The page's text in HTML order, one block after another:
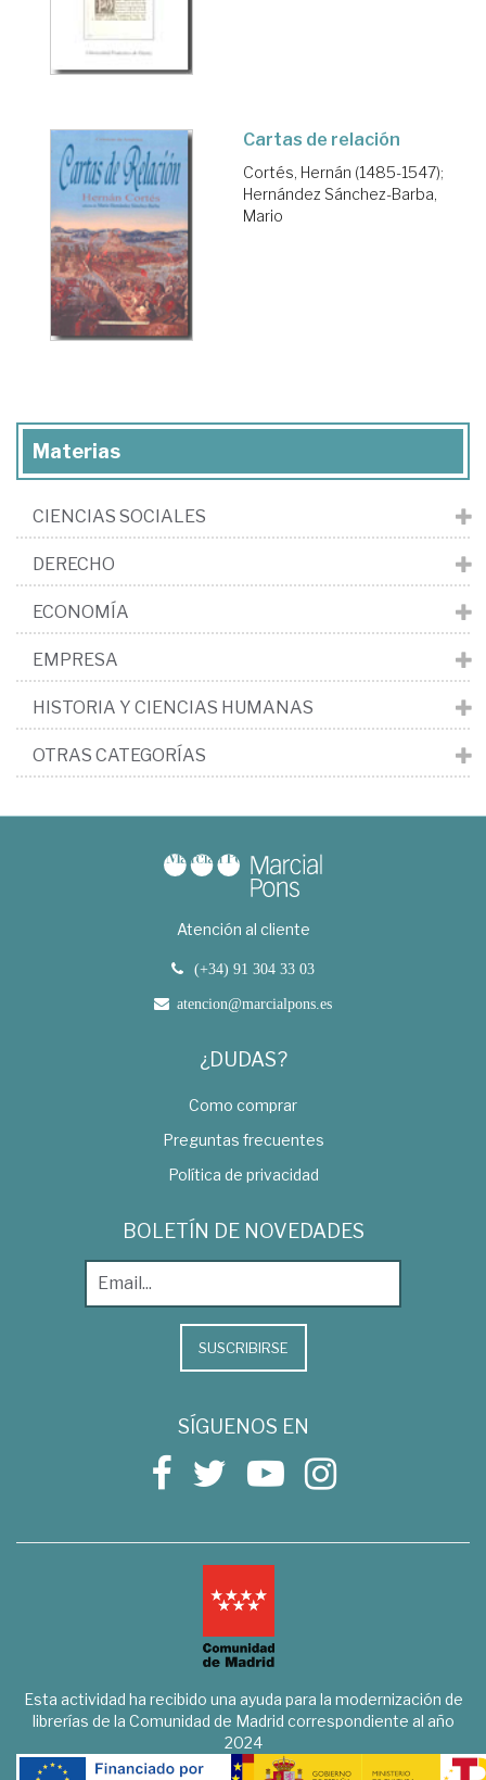
Cartas de relación
Cortés, Hernán (1485-1547);
Hernández Sánchez-Barba,
Mario
Materias
CIENCIAS SOCIALES
DERECHO
ECONOMÍA
EMPRESA
HISTORIA Y CIENCIAS HUMANAS
OTRAS CATEGORÍAS
Atención al cliente
(+34) 91 304 33 03
atencion@marcialpons.es
¿DUDAS?
Como comprar
Preguntas frecuentes
Política de privacidad
BOLETÍN DE NOVEDADES
SUSCRIBIRSE
SÍGUENOS EN
Esta actividad ha recibido una ayuda para la modernización de
librerías de la Comunidad de Madrid correspondiente al año
2024